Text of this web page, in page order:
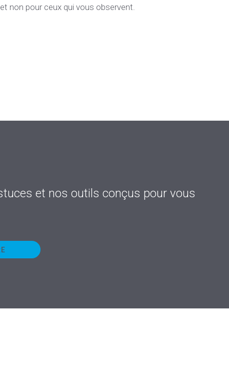
non pour ceux qui vous observent.
et nos outils conçus pour vous